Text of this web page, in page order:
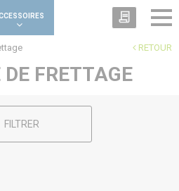
RETOUR
FRETTAGE
FILTRER